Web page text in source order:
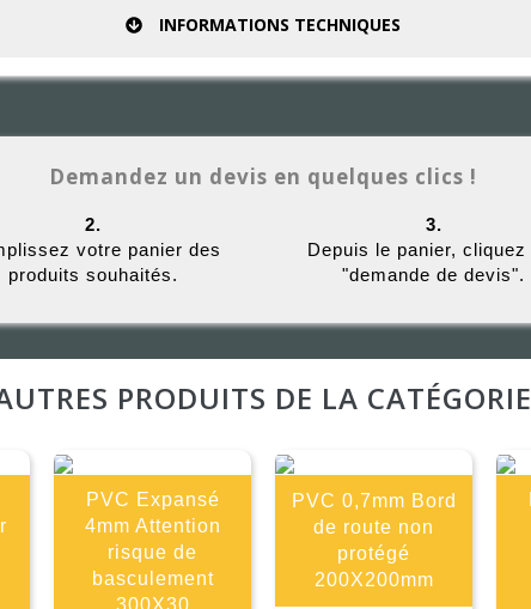
INFORMATIONS TECHNIQUES
Demandez un devis en quelques clics !
2.
votre panier des
produits souhaités.
3.
Depuis le panier, cliquez
"demande de devis".
PRODUITS DE LA CATÉGORIE
PVC Expansé
4mm Attention
risque de
basculement
300X30
PVC 0,7mm Bord
de route non
protégé
200X200mm